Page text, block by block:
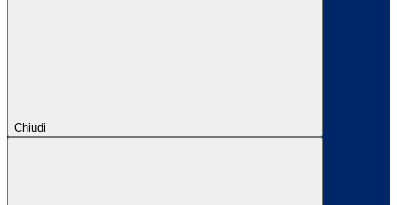
Chiudi